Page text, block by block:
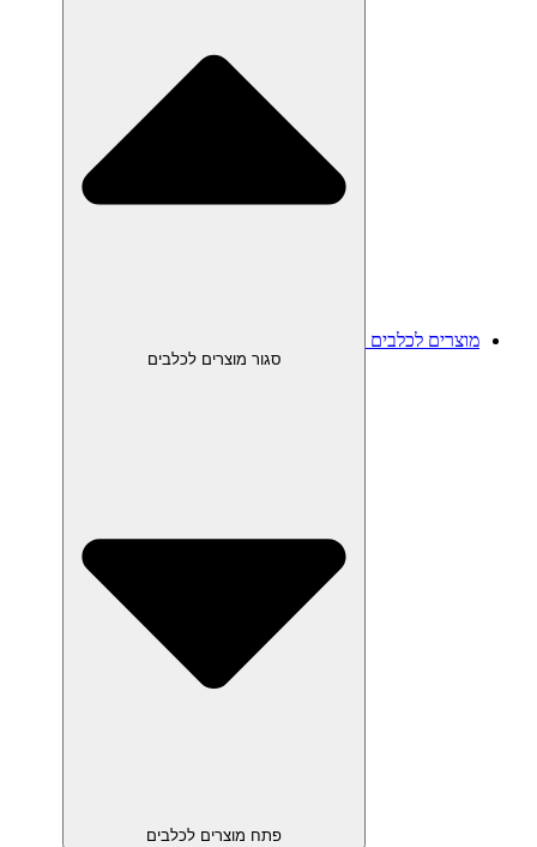
מוצרים לכלבים
סגור מוצרים לכלבים
פתח מוצרים לכלבים